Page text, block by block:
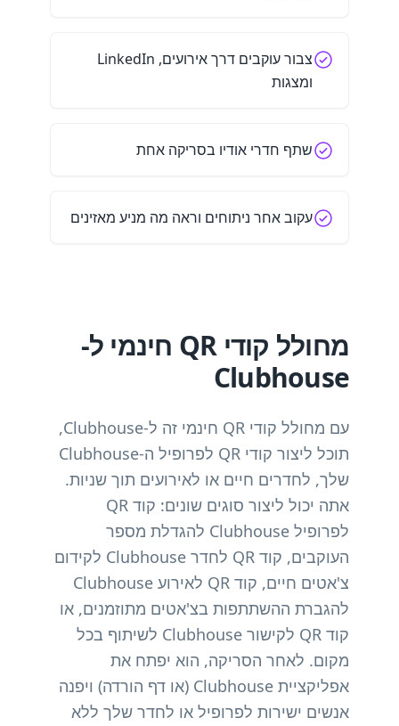
צבור עוקבים דרך אירועים, LinkedIn
ומצגות
שתף חדרי אודיו בסריקה אחת
עקוב אחר ניתוחים וראה מה מניע מאזינים
מחולל קודי QR חינמי ל-
Clubhouse
עם מחולל קודי QR חינמי זה ל-Clubhouse,
תוכל ליצור קודי QR לפרופיל ה-Clubhouse
שלך, לחדרים חיים או לאירועים תוך שניות.
אתה יכול ליצור סוגים שונים: קוד QR
לפרופיל Clubhouse להגדלת מספר
העוקבים, קוד QR לחדר Clubhouse לקידום
צ'אטים חיים, קוד QR לאירוע Clubhouse
להגברת ההשתתפות בצ'אטים מתוזמנים, או
קוד QR לקישור Clubhouse לשיתוף בכל
מקום. לאחר הסריקה, הוא יפתח את
אפליקציית Clubhouse (או דף הורדה) ויפנה
אנשים ישירות לפרופיל או לחדר שלך ללא